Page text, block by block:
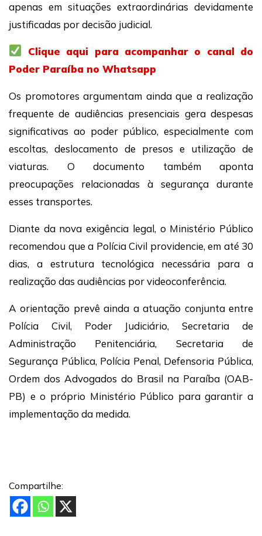
apenas em situações extraordinárias devidamente
justificadas por decisão judicial.
Clique aqui para acompanhar o canal do
Poder Paraíba no Whatsapp
Os promotores argumentam ainda que a realização
frequente de audiências presenciais gera despesas
significativas ao poder público, especialmente com
escoltas, deslocamento de presos e utilização de
viaturas. O documento também aponta
preocupações relacionadas à segurança durante
esses transportes.
Diante da nova exigência legal, o Ministério Público
recomendou que a Polícia Civil providencie, em até 30
dias, a estrutura tecnológica necessária para a
realização das audiências por videoconferência.
A orientação prevê ainda a atuação conjunta entre
Polícia Civil, Poder Judiciário, Secretaria de
Administração Penitenciária, Secretaria de
Segurança Pública, Polícia Penal, Defensoria Pública,
Ordem dos Advogados do Brasil na Paraíba (OAB-
PB) e o próprio Ministério Público para garantir a
implementação da medida.
Compartilhe: